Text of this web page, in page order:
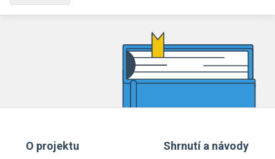
O projektu Shrnutí a návody